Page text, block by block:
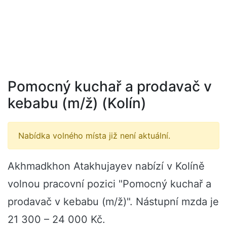
Pomocný kuchař a prodavač v
kebabu (m/ž) (Kolín)
Nabídka volného místa již není aktuální.
Akhmadkhon Atakhujayev nabízí v Kolíně
volnou pracovní pozici "Pomocný kuchař a
prodavač v kebabu (m/ž)". Nástupní mzda je
21 300 – 24 000 Kč.